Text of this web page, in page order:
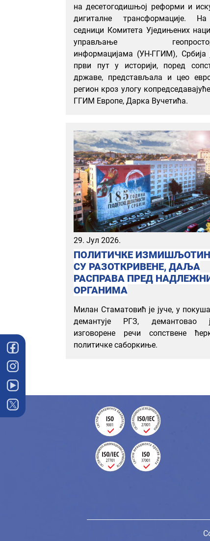
на десетогодишњој реформи и
дигиталне трансформације.
седници Комитета Уједињених
управљање
информацијама (УН-ГГИМ), Србија
први пут у историји, поред
државе, представљала и цео
регион кроз улогу
ГГИМ Европе, Дарка Вучетића.
29. Јул 2026.
ПОЛИТИЧКЕ
СУ РАЗОТКРИВЕНЕ, ДАЉА
РАСПРАВА ПРЕД
ОРГАНИМА
Милан Стаматовић је јуче, у
демантује РГЗ, демантовао
изговорене речи сопствене
политичке саборкиње.